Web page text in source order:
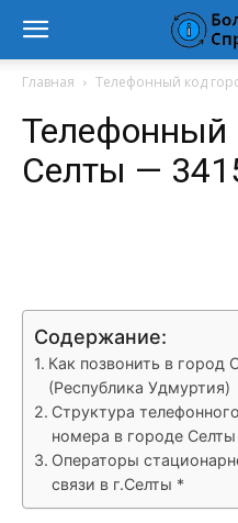
Главная Телефонный код
Телефонный
Селты —
Содержание:
Как позвонить в город
(Республика Удмуртия)
Структура телефонного
номера в городе Селты
Операторы
связи в г.Селты *